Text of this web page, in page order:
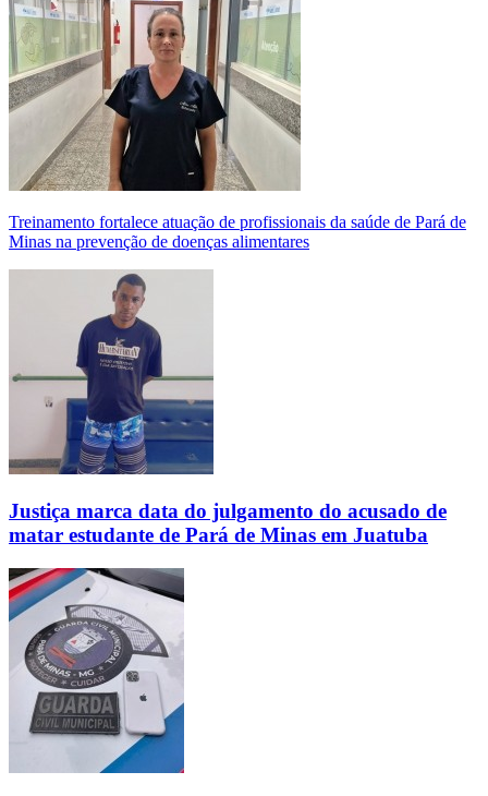
Treinamento fortalece atuação de profissionais da saúde de Pará de
Minas na prevenção de doenças alimentares
Justiça marca data do julgamento do acusado de
matar estudante de Pará de Minas em Juatuba